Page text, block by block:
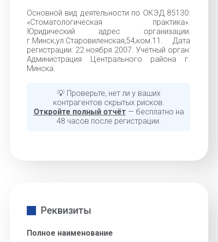
Основной вид деятельности по ОКЭД 85130:
«Стоматологическая практика».
Юридический адрес организации:
г.Минск,ул.Старовиленская,54,ком.11. Дата
регистрации: 22 ноября 2007. Учётный орган:
Администрация Центрального района г.
Минска.
💡 Проверьте, нет ли у ваших
контрагентов скрытых рисков.
Откройте полный отчёт — бесплатно на
48 часов после регистрации.
Реквизиты
Полное наименование